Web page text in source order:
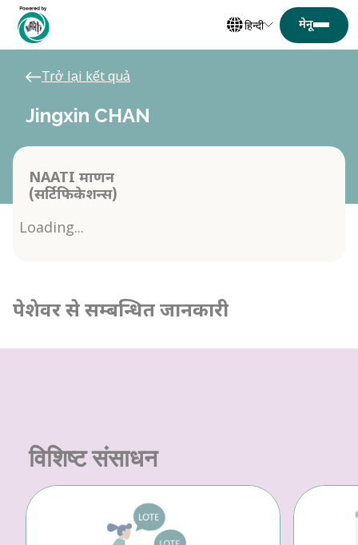
हिन्दी
Trở lại kết quả
Jingxin CHAN
NAATI प्रमाणन
(सर्टिफिकेशन्स)
Loading...
पेशेवर से सम्बन्धित जानकारी
विशिष्ट संसाधन